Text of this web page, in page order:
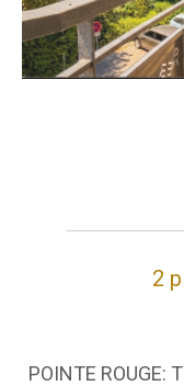
2
POINTE ROUGE: